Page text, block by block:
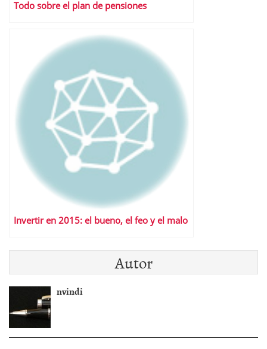
Todo sobre el plan de pensiones
Invertir en 2015: el bueno, el feo y el malo
Autor
nvindi